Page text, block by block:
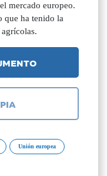
mercado europeo.
que ha tenido la
Unión europea